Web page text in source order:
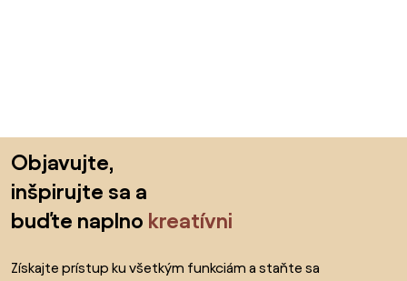
Objavujte,
inšpirujte sa a
buďte naplno kreatívni
Získajte prístup ku všetkým funkciám a staňte sa